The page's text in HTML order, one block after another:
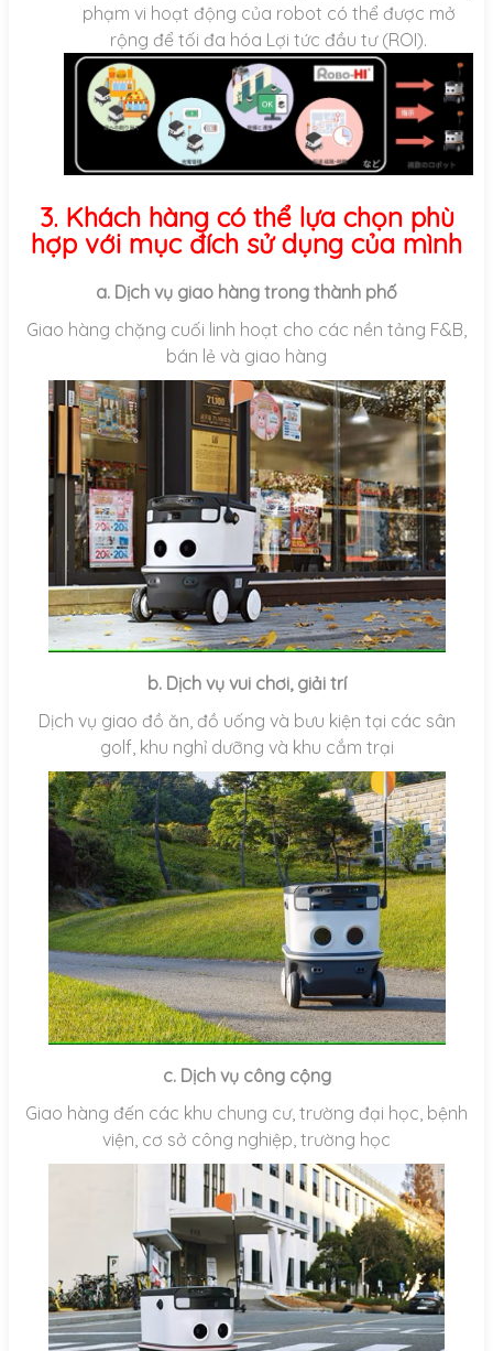
phạm vi hoạt động của robot có thể được mở
rộng để tối đa hóa Lợi tức đầu tư (ROI).
3. Khách hàng có thể lựa chọn phù
hợp với mục đích sử dụng của mình
a. Dịch vụ giao hàng trong thành phố
Giao hàng chặng cuối linh hoạt cho các nền tảng F&B,
bán lẻ và giao hàng
b. Dịch vụ vui chơi, giải trí
Dịch vụ giao đồ ăn, đồ uống và bưu kiện tại các sân
golf, khu nghỉ dưỡng và khu cắm trại
c. Dịch vụ công cộng
Giao hàng đến các khu chung cư, trường đại học, bệnh
viện, cơ sở công nghiệp, trường học